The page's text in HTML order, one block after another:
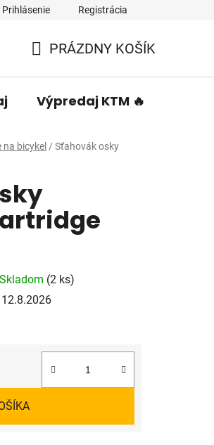
Prihlásenie Registrácia
KOŠÍK
PRÁZDNY KOŠÍK
Výpredaj KTM 🔥
na bicykel / Sťahovák osky
Skladom (2 ks)
12.8.2026